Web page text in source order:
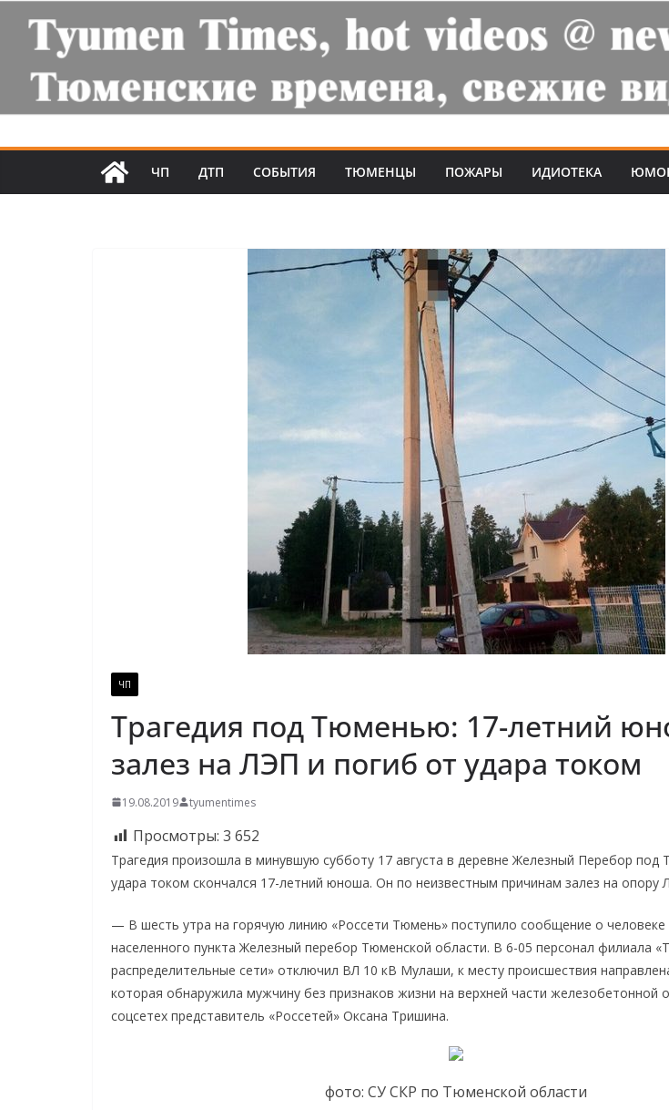
ЧП ДТП СОБЫТИЯ ТЮМЕНЦЫ ПОЖАРЫ ИДИОТЕКА
ЧП
Трагедия под Тюменью: 17-летний
залез на ЛЭП и погиб от удара током
19.08.2019 tyumentimes
Просмотры: 3 652
Трагедия произошла в минувшую субботу 17 августа в деревне Железный Перебор под
удара током скончался 17-летний юноша. Он по неизвестным причинам залез на опору
— В шесть утра на горячую линию «Россети Тюмень» поступило сообщение о
населенного пункта Железный перебор Тюменской области. В 6-05 персонал филиала
распределительные сети» отключил ВЛ 10 кВ Мулаши, к месту происшествия
которая обнаружила мужчину без признаков жизни на верхней части
соцсетех представитель «Россетей» Оксана Тришина.
фото: СУ СКР по Тюменской области